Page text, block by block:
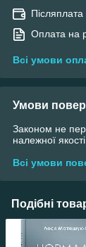
Післяплата
Оплата на
Всі умови
Умови
Законом не
належної якості
Всі умови
Подібні